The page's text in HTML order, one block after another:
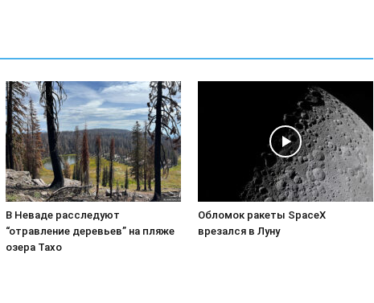
В Неваде расследуют
“отравление деревьев” на пляже
озера Тахо
Обломок ракеты SpaceX
врезался в Луну